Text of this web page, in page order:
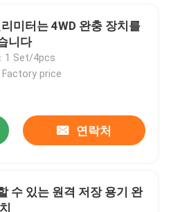
미터는 4WD 완충 장치를
니다
1 Set/4pcs
Factory price
연락처
수 있는 원격 저장 용기 완